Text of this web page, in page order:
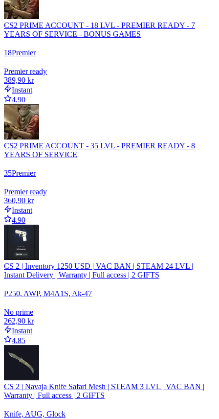
CS2 PRIME ACCOUNT - 18 LVL - PREMIER READY - 7
YEARS OF SERVICE - BONUS GAMES
18Premier
Premier ready
389,90 kr
Instant
4.90
CS2 PRIME ACCOUNT - 35 LVL - PREMIER READY - 8
YEARS OF SERVICE
35Premier
Premier ready
360,90 kr
Instant
4.90
CS 2 | Inventory 1250 USD | VAC BAN | STEAM 24 LVL |
Instant Delivery | Warranty | Full access | 2 GIFTS
P250, AWP, M4A1S, Ak-47
No prime
262,90 kr
Instant
4.85
CS 2 | Navaja Knife Safari Mesh | STEAM 3 LVL | VAC BAN |
Warranty | Full access | 2 GIFTS
Knife, AUG, Glock